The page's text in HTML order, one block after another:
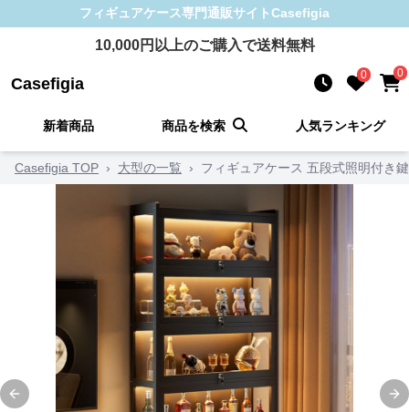
フィギュアケース専門通販サイトCasefigia
10,000円以上のご購入で送料無料
Casefigia 0 0
新着商品 商品を検索 人気ランキング
Casefigia TOP › 大型の一覧 › フィギュアケース 五段式照明付き
Previous slide